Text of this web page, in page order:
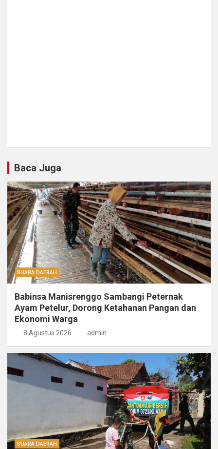
Baca Juga
SUARA DAERAH
Babinsa Manisrenggo Sambangi Peternak
Ayam Petelur, Dorong Ketahanan Pangan dan
Ekonomi Warga
8 Agustus 2026 admin
SUARA DAERAH